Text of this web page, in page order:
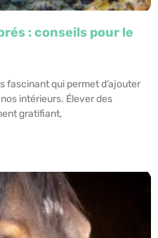
: conseils pour le
fascinant qui permet d’ajouter
intérieurs. Élever des
gratifiant,